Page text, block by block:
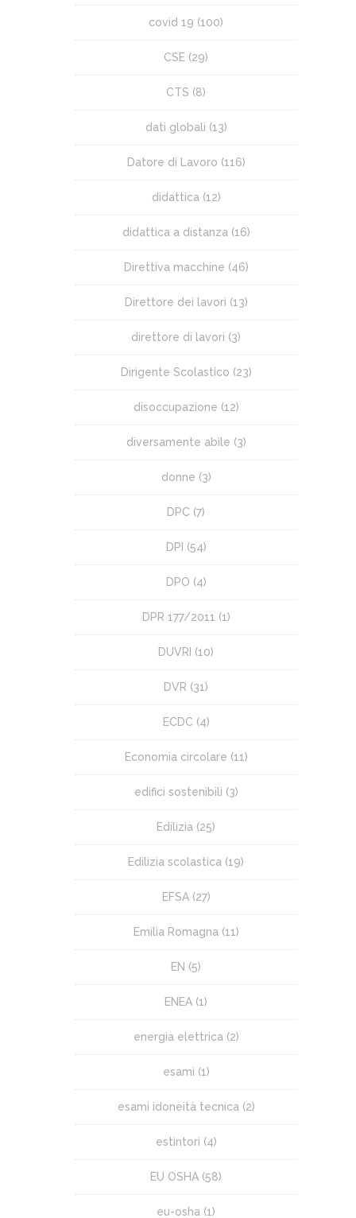
covid 19 (100)
CSE (29)
CTS (8)
dati globali (13)
Datore di Lavoro (116)
didattica (12)
didattica a distanza (16)
Direttiva macchine (46)
Direttore dei lavori (13)
direttore di lavori (3)
Dirigente Scolastico (23)
disoccupazione (12)
diversamente abile (3)
donne (3)
DPC (7)
DPI (54)
DPO (4)
DPR 177/2011 (1)
DUVRI (10)
DVR (31)
ECDC (4)
Economia circolare (11)
edifici sostenibili (3)
Edilizia (25)
Edilizia scolastica (19)
EFSA(27)
Emilia Romagna (11)
EN (5)
ENEA (1)
energia elettrica (2)
esami (1)
esami idoneità tecnica (2)
estintori (4)
EU OSHA (58)
eu-osha (1)